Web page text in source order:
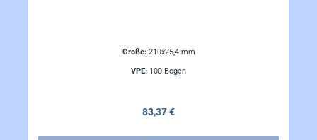
Größe: 210x25,4 mm
VPE: 100 Bogen
Regulärer Preis:
83,37 €